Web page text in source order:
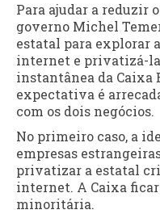
Para ajudar a reduzir
governo Michel
estatal para explorar
internet e privatizá-
instantânea da Caixa
expectativa é
com os dois negócios.
No primeiro caso, a
empresas
privatizar a estatal
internet. A Caixa
minoritária.